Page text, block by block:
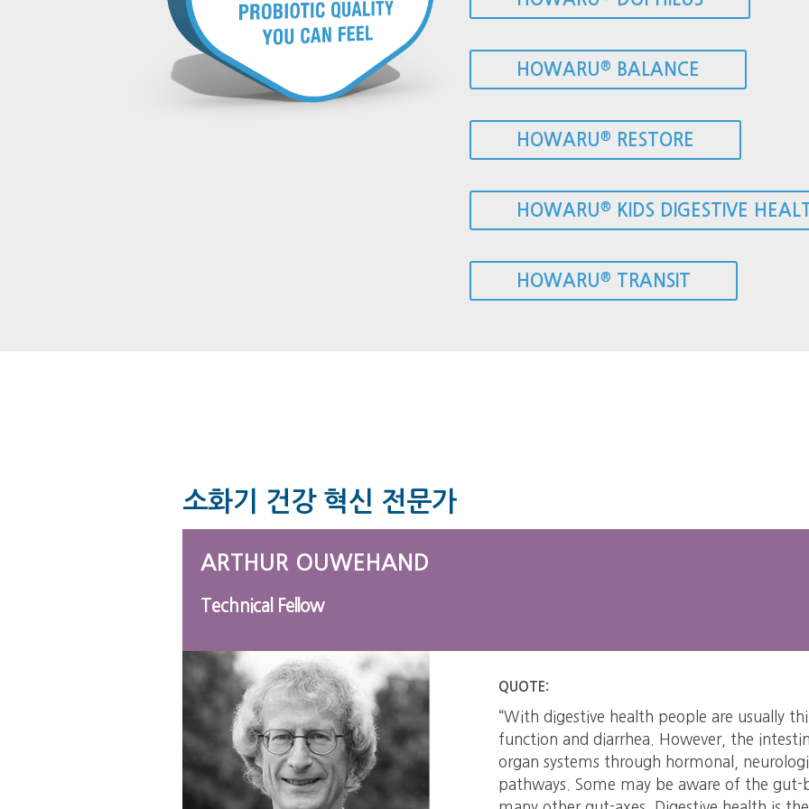
HOWARU® BALANCE
HOWARU® RESTORE
HOWARU® KIDS DIGESTIVE
HOWARU® TRANSIT
소화기 건강 혁신 전문가
ARTHUR OUWEHAND
Technical Fellow
QUOTE:
“With digestive health people are usually
function and diarrhea. However, the
organ systems through hormonal,
pathways. Some may be aware of the